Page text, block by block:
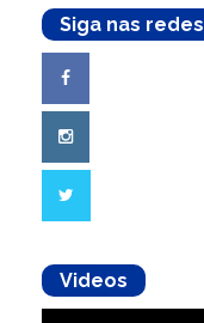
Siga nas redes
Videos